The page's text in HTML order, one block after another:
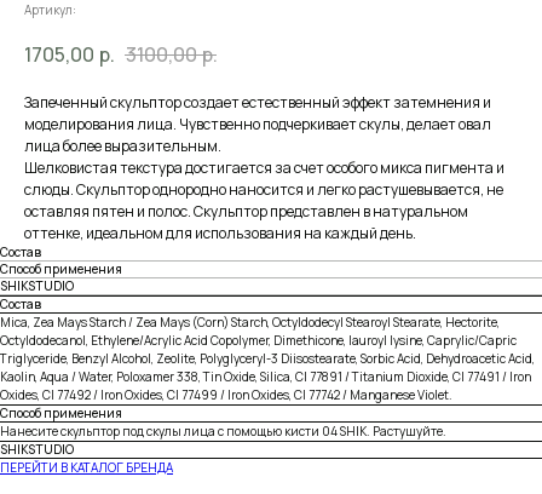
Артикул:
1705,00 р. 3100,00р.
Запеченный скульптор создает естественный эффект затемнения и
моделирования лица. Чувственно подчеркивает скулы, делает овал
лица более выразительным.
Шелковистая текстура достигается за счет особого микса пигмента и
слюды. Скульптор однородно наносится и легко растушевывается, не
оставляя пятен и полос. Скульптор представлен в натуральном
оттенке, идеальном для использования на каждый день.
Состав
Способ применения
SHIKSTUDIO
Состав
Mica, Zea Mays Starch / Zea Mays (Corn) Starch, Octyldodecyl Stearoyl Stearate, Hectorite,
Octyldodecanol, Ethylene/Acrylic Acid Copolymer, Dimethicone, lauroyl lysine, Caprylic/Capric
Triglyceride, Benzyl Alcohol, Zeolite, Polyglyceryl-3 Diisostearate, Sorbic Acid, Dehydroacetic Acid,
Kaolin, Aqua / Water, Poloxamer 338, Tin Oxide, Silica, CI 77891 / Titanium Dioxide, CI 77491 / Iron
Oxides, CI 77492 / Iron Oxides, CI 77499 / Iron Oxides, CI 77742 / Manganese Violet.
Способ применения
Нанесите скульптор под скулы лица с помощью кисти 04 SHIK. Растушуйте.
SHIKSTUDIO
ПЕРЕЙТИ В КАТАЛОГ БРЕНДА